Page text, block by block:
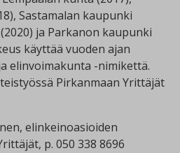
Sastamalan kaupunki
ja Parkanon kaupunki
käyttää vuoden ajan
elinvoimakunta -nimikettä.
Pirkanmaan Yrittäjät
elinkeinoasioiden
p. 050 338 8696